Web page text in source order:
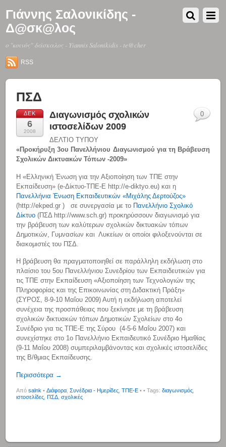
Γιάννης Σαλονικίδης -
Δ@σκ@λος
o "κοινός" δάσκαλος - Yiannis Salonikidis - te@cher
RSS
ΠΣΔ
ΔΕΚ
6
2008
Διαγωνισμός σχολικών
ιστοσελίδων 2009
ΔΕΛΤΙΟ ΤΥΠΟΥ
«Προκήρυξη 3ου Πανελλήνιου Διαγωνισμού για τη Βράβευση
Σχολικών Δικτυακών Τόπων -2009»
Η «Ελληνική Ένωση για την Αξιοποίηση των ΤΠΕ στην
Εκπαίδευση» (e-Δίκτυο-ΤΠΕ-Ε http://e-diktyo.eu) και η
Πανελλήνια Ένωση Εκπαιδευτικών «Μιχάλης Δερτούζος»
(http://ekped.gr ) σε συνεργασία με το Πανελλήνιο Σχολικό
Δίκτυο (ΠΣΔ http://www.sch.gr) προκηρύσσουν διαγωνισμό για
την βράβευση των καλύτερων σχολικών δικτυακών τόπων
Δημοτικών, Γυμνασίων και Λυκείων οι οποίοι φιλοξενούνται σε
διακομιστές του ΠΣΔ.
Η βράβευση θα πραγματοποιηθεί σε παράλληλη εκδήλωση στο
πλαίσιο του 5ου Πανελλήνιου Συνεδρίου των Εκπαιδευτικών για
τις ΤΠΕ στην Εκπαίδευση «Αξιοποίηση των Τεχνολογιών της
Πληροφορίας και της Επικοινωνίας στη Διδακτική Πράξη»
(ΣΥΡΟΣ, 8-9-10 Μαΐου 2009) Αυτή η εκδήλωση αποτελεί
συνέχεια της προσπάθειας που ξεκίνησε με τη βράβευση
σχολικών δικτυακών τόπων Δημοτικών Σχολείων στο 4ο
Συνέδριο για τις ΤΠΕ-Ε της Σύρου (4-5-6 Μαΐου 2007) και
συνεχίστηκε στο 1ο Πανελλήνιο Εκπαιδευτικό Συνέδριο Ημαθίας
(9-11 Μαΐου 2008) συμπεριλαμβάνοντας και σχολικές ιστοσελίδες
της B/θμιας Εκπαίδευσης.
Περισσότερα →
Απόsalnk • Διάφορα,Συνέδρια - Ημερίδες,ΤΠΕ-Ε •
0
• Tags:διαγωνισμός,
ιστοσελίδες, ΠΣΔ,σχολικές